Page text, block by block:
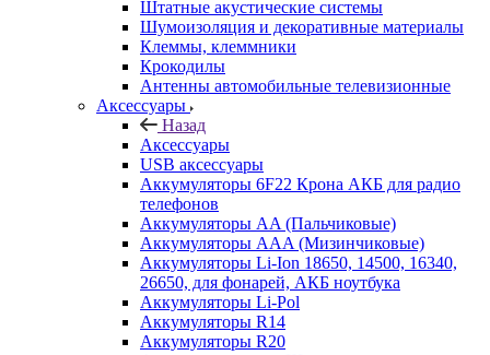
Штатные акустические системы
Шумоизоляция и декоративные материалы
Клеммы, клеммники
Крокодилы
Антенны автомобильные телевизионные
Аксессуары
Назад
Аксессуары
USB аксессуары
Аккумуляторы 6F22 Крона АКБ для радио
телефонов
Аккумуляторы AA (Пальчиковые)
Аккумуляторы AAA (Мизинчиковые)
Аккумуляторы Li-Ion 18650, 14500, 16340,
26650, для фонарей, АКБ ноутбука
Аккумуляторы Li-Pol
Аккумуляторы R14
Аккумуляторы R20